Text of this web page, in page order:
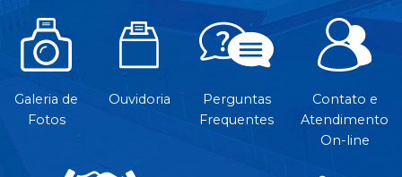
Galeria de
Fotos
Ouvidoria
Perguntas
Frequentes
Contato e
Atendimento
On-line